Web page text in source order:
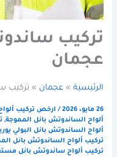
تركيب
عجمان
الرئيسية عجمان تركيب
26 مايو، 2026 / ارخص تركيب
ألواح الساندوتش بانل المموجة,
ألواح الساندوتش بانل البولي
تركيب ألواح الساندوتش بانل
تركيب ألواح ساندوتش بانل